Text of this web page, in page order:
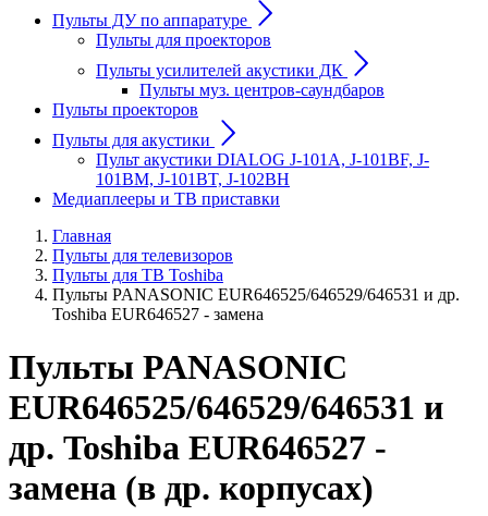
Пульты ДУ по аппаратуре
Пульты для проекторов
Пульты усилителей акустики ДК
Пульты муз. центров-саундбаров
Пульты проекторов
Пульты для акустики
Пульт акустики DIALOG J-101A, J-101BF, J-
101BM, J-101BT, J-102BH
Медиаплееры и ТВ приставки
Главная
Пульты для телевизоров
Пульты для ТВ Toshiba
Пульты PANASONIC EUR646525/646529/646531 и др.
Toshiba EUR646527 - замена
Пульты PANASONIC
EUR646525/646529/646531 и
др. Toshiba EUR646527 -
замена (в др. корпусах)